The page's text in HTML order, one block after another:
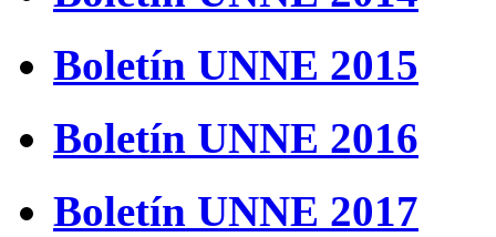
Boletín UNNE 2015
Boletín UNNE 2016
Boletín UNNE 2017